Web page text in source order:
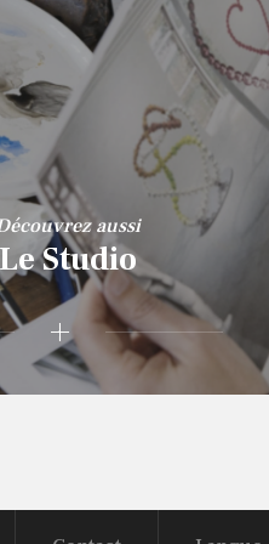
aussi
Studio